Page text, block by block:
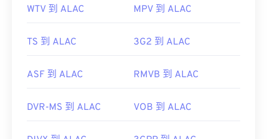
WTV 到 ALAC MPV 到 ALAC
TS 到 ALAC 3G2 到 ALAC
ASF 到 ALAC RMVB 到 ALAC
DVR-MS 到 ALAC VOB 到 ALAC